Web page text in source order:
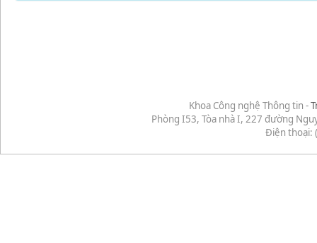
Khoa Công nghệ Thông tin -
Phòng I53, Tòa nhà I, 227 đường
Điện thoại: